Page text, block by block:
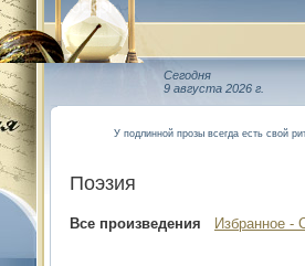
Сегодня
9 августа 2026 г.
У подлинной прозы всегда есть свой
Поэзия
Все произведения Избранное -